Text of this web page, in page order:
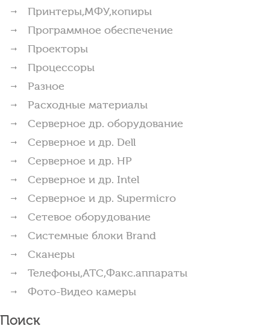
Принтеры,МФУ,копиры
Программное обеспечение
Проекторы
Процессоры
Разное
Расходные материалы
Серверное др. оборудование
Серверное и др. Dell
Серверное и др. HP
Серверное и др. Intel
Серверное и др. Supermicro
Сетевое оборудование
Системные блоки Brand
Сканеры
Телефоны,АТС,Факс.аппараты
Фото-Видео камеры
Поиск